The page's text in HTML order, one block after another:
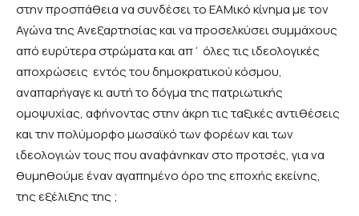
στην προσπάθεια να συνδέσει το ΕΑΜικό κίνημα με τον
Αγώνα της Ανεξαρτησίας και να προσελκύσει συμμάχους
από ευρύτερα στρώματα και απ΄ όλες τις ιδεολογικές
αποχρώσεις εντός του δημοκρατικού κόσμου,
αναπαρήγαγε κι αυτή το δόγμα της πατριωτικής
ομοψυχίας, αφήνοντας στην άκρη τις ταξικές αντιθέσεις
και την πολύμορφο μωσαϊκό των φορέων και των
ιδεολογιών τους που αναφάνηκαν στο προτσές, για να
θυμηθούμε έναν αγαπημένο όρο της εποχής εκείνης,
της εξέλιξης της ;